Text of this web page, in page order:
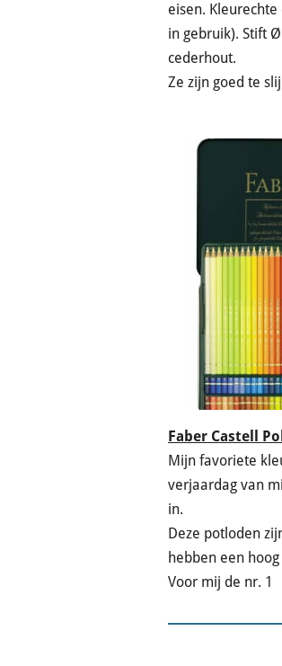
eisen.
in gebruik). Stift
cederhout.
Ze zijn goed te
Faber Castell
Mijn favoriete
verjaardag van
in.
Deze potloden
hebben een
Voor mij de nr. 1